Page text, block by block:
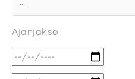
Ajanjakso